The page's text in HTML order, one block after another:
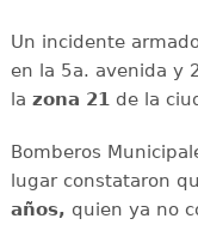
Un incidente
en la 5a. avenida y
la zona 21de la
Bomberos
lugar constataron
años, quien ya no